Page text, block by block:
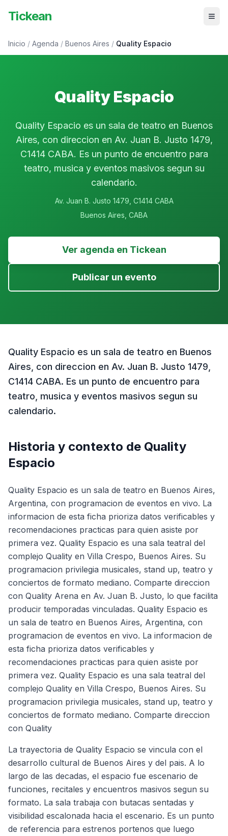
Tickean
Inicio / Agenda / Buenos Aires / Quality Espacio
Quality Espacio
Quality Espacio es un sala de teatro en Buenos
Aires, con direccion en Av. Juan B. Justo 1479,
C1414 CABA. Es un punto de encuentro para
teatro, musica y eventos masivos segun su
calendario.
Av. Juan B. Justo 1479, C1414 CABA
Buenos Aires CABA
Ver agenda en Tickean
Publicar un evento
Quality Espacio es un sala de teatro en Buenos
Aires, con direccion en Av. Juan B. Justo 1479,
C1414 CABA. Es un punto de encuentro para
teatro, musica y eventos masivos segun su
calendario.
Historia y contexto de Quality
Espacio
Quality Espacio es un sala de teatro en Buenos Aires,
Argentina, con programacion de eventos en vivo. La
informacion de esta ficha prioriza datos verificables y
recomendaciones practicas para quien asiste por
primera vez. Quality Espacio es una sala teatral del
complejo Quality en Villa Crespo, Buenos Aires. Su
programacion privilegia musicales, stand up, teatro y
conciertos de formato mediano. Comparte direccion
con Quality Arena en Av. Juan B. Justo, lo que facilita
producir temporadas vinculadas. Quality Espacio es
un sala de teatro en Buenos Aires, Argentina, con
programacion de eventos en vivo. La informacion de
esta ficha prioriza datos verificables y
recomendaciones practicas para quien asiste por
primera vez. Quality Espacio es una sala teatral del
complejo Quality en Villa Crespo, Buenos Aires. Su
programacion privilegia musicales, stand up, teatro y
conciertos de formato mediano. Comparte direccion
con Quality
La trayectoria de Quality Espacio se vincula con el
desarrollo cultural de Buenos Aires y del pais. A lo
largo de las decadas, el espacio fue escenario de
funciones, recitales y encuentros masivos segun su
formato. La sala trabaja con butacas sentadas y
visibilidad escalonada hacia el escenario. Es un punto
de referencia para estrenos portenos que luego